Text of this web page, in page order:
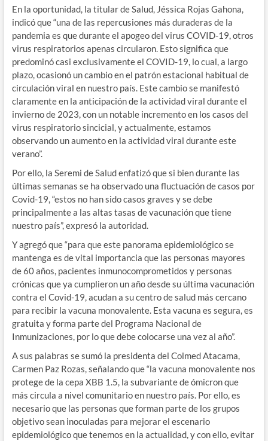
En la oportunidad, la titular de Salud, Jéssica Rojas Gahona,
indicó que “una de las repercusiones más duraderas de la
pandemia es que durante el apogeo del virus COVID-19, otros
virus respiratorios apenas circularon. Esto significa que
predominó casi exclusivamente el COVID-19, lo cual, a largo
plazo, ocasionó un cambio en el patrón estacional habitual de
circulación viral en nuestro país. Este cambio se manifestó
claramente en la anticipación de la actividad viral durante el
invierno de 2023, con un notable incremento en los casos del
virus respiratorio sincicial, y actualmente, estamos
observando un aumento en la actividad viral durante este
verano”.
Por ello, la Seremi de Salud enfatizó que si bien durante las
últimas semanas se ha observado una fluctuación de casos por
Covid-19, “estos no han sido casos graves y se debe
principalmente a las altas tasas de vacunación que tiene
nuestro país”, expresó la autoridad.
Y agregó que “para que este panorama epidemiológico se
mantenga es de vital importancia que las personas mayores
de 60 años, pacientes inmunocomprometidos y personas
crónicas que ya cumplieron un año desde su última vacunación
contra el Covid-19, acudan a su centro de salud más cercano
para recibir la vacuna monovalente. Esta vacuna es segura, es
gratuita y forma parte del Programa Nacional de
Inmunizaciones, por lo que debe colocarse una vez al año”.
A sus palabras se sumó la presidenta del Colmed Atacama,
Carmen Paz Rozas, señalando que “la vacuna monovalente nos
protege de la cepa XBB 1.5, la subvariante de ómicron que
más circula a nivel comunitario en nuestro país. Por ello, es
necesario que las personas que forman parte de los grupos
objetivo sean inoculadas para mejorar el escenario
epidemiológico que tenemos en la actualidad, y con ello, evitar